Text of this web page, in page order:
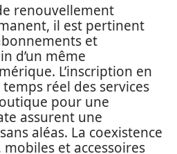
renouvellement
il est pertinent
et
d’un même
L’inscription en
réel des services
pour une
assurent une
aléas. La coexistence
et accessoires